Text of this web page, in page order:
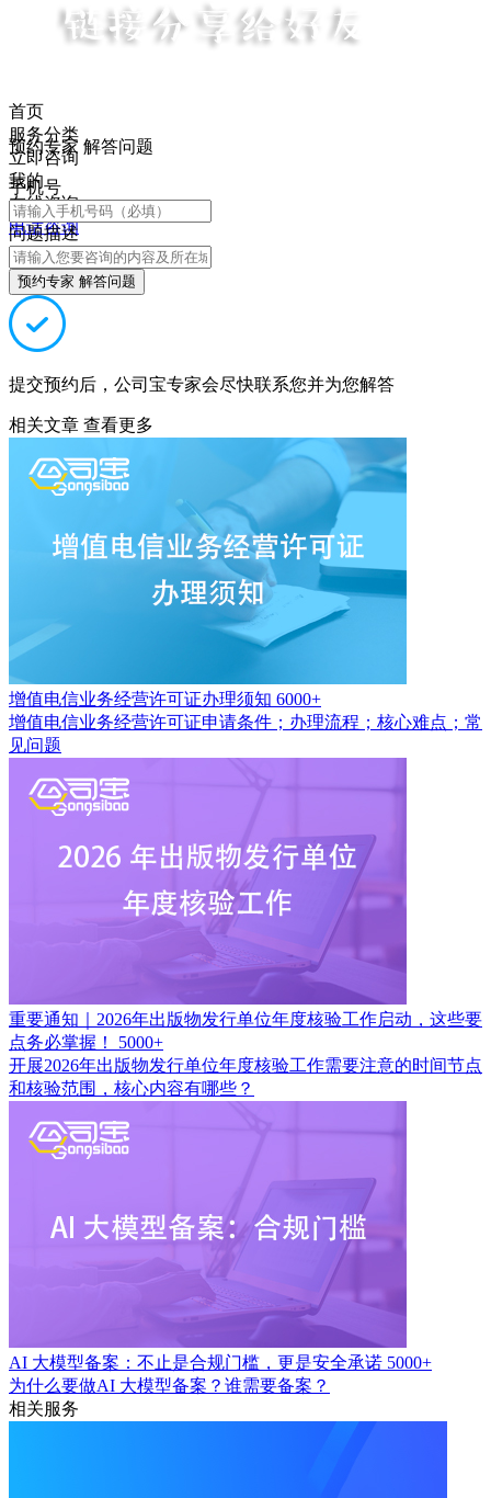
首页
服务分类
立即咨询
我的
在线咨询
电话咨询
预约专家 解答问题
手机号
问题描述
预约专家 解答问题
提交预约后，公司宝专家会尽快联系您并为您解答
相关文章 查看更多
增值电信业务经营许可证办理须知 6000+
增值电信业务经营许可证申请条件；办理流程；核心难点；常
见问题
重要通知｜2026年出版物发行单位年度核验工作启动，这些要
点务必掌握！
5000+
开展2026年出版物发行单位年度核验工作需要注意的时间节点
和核验范围，核心内容有哪些？
AI 大模型备案：不止是合规门槛，更是安全承诺 5000+
为什么要做AI 大模型备案？谁需要备案？
相关服务